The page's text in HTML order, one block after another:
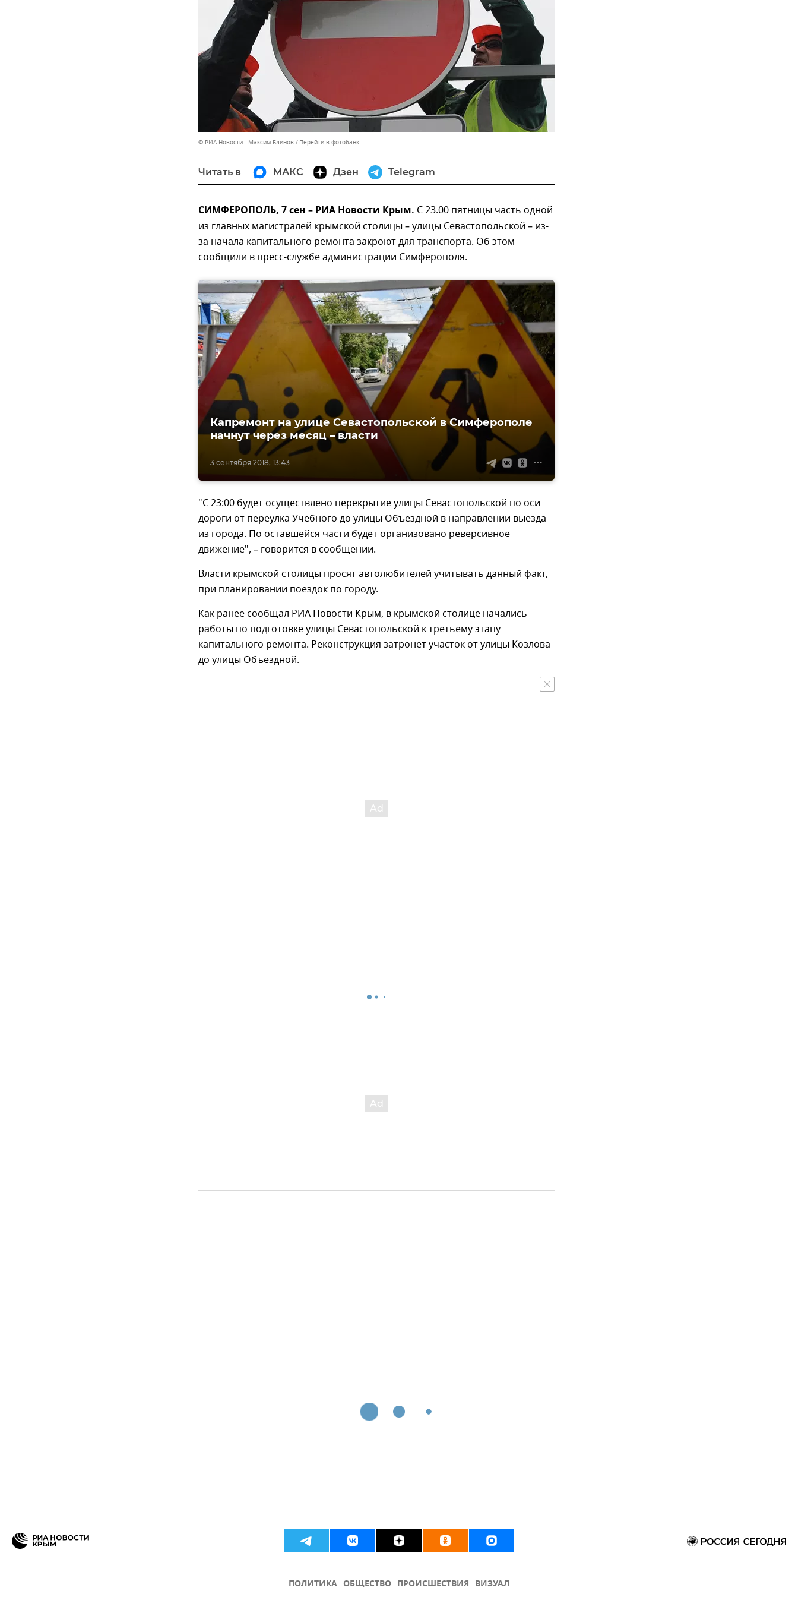
© РИА Новости . Максим Блинов Перейти в фотобанк
Читать в МАКС Дзен Telegram
СИМФЕРОПОЛЬ, 7 сен – РИА Новости Крым. С 23.00 пятницы часть одной
из главных магистралей крымской столицы – улицы Севастопольской – из-
за начала капитального ремонта закроют для транспорта. Об этом
сообщили в пресс-службе администрации Симферополя.
3 сентября 2018, 13:43
Капремонт на улице Севастопольской в Симферополе
начнут через месяц – власти
"С 23:00 будет осуществлено перекрытие улицы Севастопольской по оси
дороги от переулка Учебного до улицы Объездной в направлении выезда
из города. По оставшейся части будет организовано реверсивное
движение", – говорится в сообщении.
Власти крымской столицы просят автолюбителей учитывать данный факт,
при планировании поездок по городу.
Как ранее сообщал РИА Новости Крым, в крымской столице начались
работы по подготовке улицы Севастопольской к третьему этапу
капитального ремонта. Реконструкция затронет участок от улицы Козлова
до улицы Объездной.
ПОЛИТИКА ОБЩЕСТВО ПРОИСШЕСТВИЯ ВИЗУАЛ